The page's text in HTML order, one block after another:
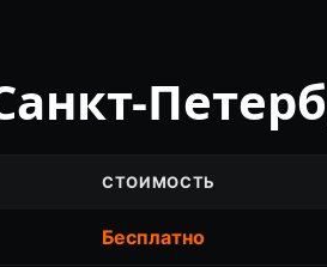
СТОИМОСТЬ
Бесплатно